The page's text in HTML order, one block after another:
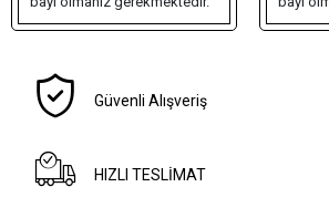
Güvenli Alışveriş
HIZLI TESLİMAT